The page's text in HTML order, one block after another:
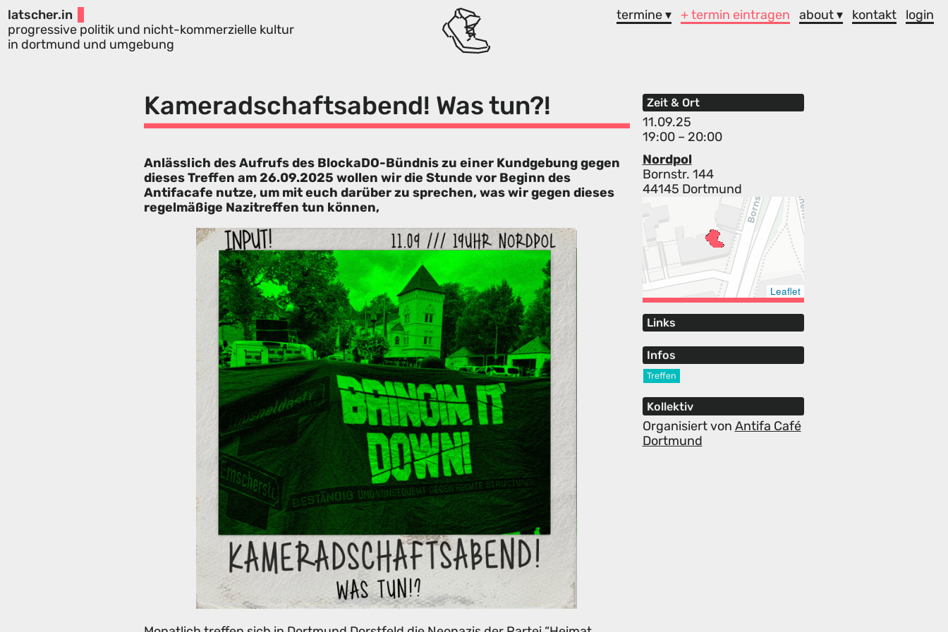
latscher.in
progressive politik und nicht-kommerzielle kultur
in dortmund und umgebung
termine ▾ + termin eintragen about ▾ kontakt login
Kameradschaftsabend! Was tun?! Zeit & Ort
11.09.25
19:00 – 20:00
Nordpol
Bornstr. 144
44145 Dortmund
Leaflet
Links
Infos
Treffen
Kollektiv
Organisiert von Antifa Café
Dortmund
Anlässlich des Aufrufs des BlockaDO-Bündnis zu einer Kundgebung gegen
dieses Treffen am 26.09.2025 wollen wir die Stunde vor Beginn des
Antifacafe nutze, um mit euch darüber zu sprechen, was wir gegen dieses
regelmäßige Nazitreffen tun können,